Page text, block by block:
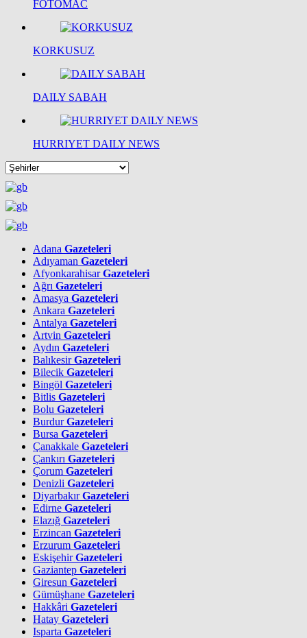
FOTOMAC
KORKUSUZ
DAILY SABAH
HURRIYET DAILY NEWS
Adana Gazeteleri
Adıyaman Gazeteleri
AfyonkarahisarGazeteleri
Ağrı Gazeteleri
Amasya Gazeteleri
Ankara Gazeteleri
Antalya Gazeteleri
Artvin Gazeteleri
Aydın Gazeteleri
BalıkesirGazeteleri
Bilecik Gazeteleri
Bingöl Gazeteleri
Bitlis Gazeteleri
Bolu Gazeteleri
BurdurGazeteleri
Bursa Gazeteleri
Çanakkale Gazeteleri
Çankırı Gazeteleri
Çorum Gazeteleri
Denizli Gazeteleri
DiyarbakırGazeteleri
Edirne Gazeteleri
Elazığ Gazeteleri
Erzincan Gazeteleri
Erzurum Gazeteleri
EskişehirGazeteleri
Gaziantep Gazeteleri
Giresun Gazeteleri
Gümüşhane Gazeteleri
Hakkâri Gazeteleri
Hatay Gazeteleri
Isparta Gazeteleri